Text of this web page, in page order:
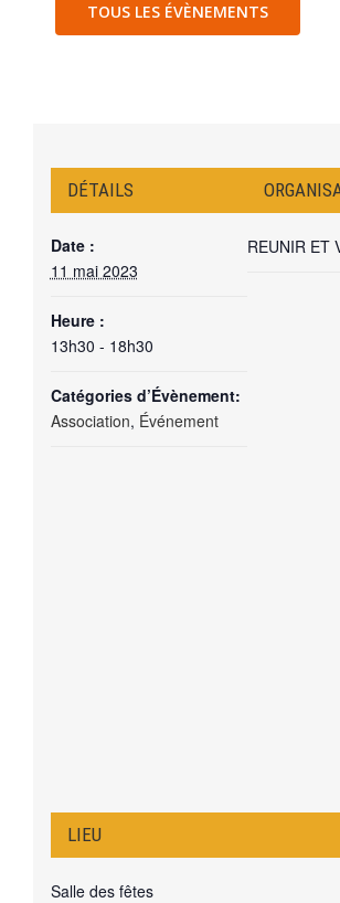
TOUS LES ÉVÈNEMENTS
DÉTAILS
Date :
11 mai 2023
Heure :
13h30 - 18h30
Catégories d’Évènement:
Association, Événement
REUNIR ET
LIEU
Salle des fêtes